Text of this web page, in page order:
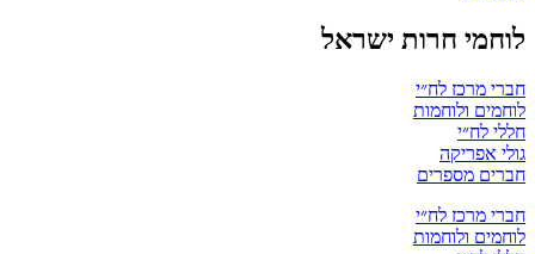
לוחמי חרות ישראל
חברי מרכז לח״י
לוחמים ולוחמות
חללי לח״י
גולי אפריקה
חברים מספרים
חברי מרכז לח״י
לוחמים ולוחמות